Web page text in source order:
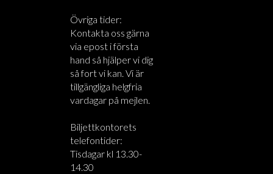
Övriga tider:
Kontakta oss gärna
via epost i första
hand så hjälper vi dig
så fort vi kan. Vi är
tillgängliga helgfria
vardagar på mejlen.
Biljettkontorets
telefontider:
Tisdagar kl 13.30-
14.30